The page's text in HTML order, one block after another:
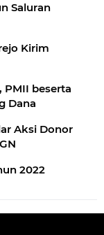
Saluran
Kirim
PMII beserta
Dana
Aksi Donor
2022